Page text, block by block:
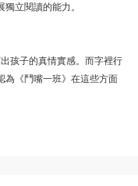
立閱讀的能力。
孩子的真情實感。而字裡行
為《鬥嘴一班》在這些方面